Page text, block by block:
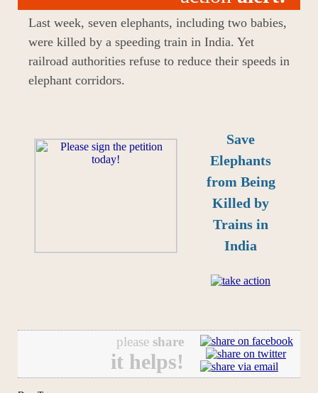
Last week, seven elephants, including two babies,
were killed by a speeding train in India. Yet
railroad authorities refuse to reduce their speeds in
elephant corridors.
Save
Elephants
from Being
Killed by
Trains in
India
please share
it helps!